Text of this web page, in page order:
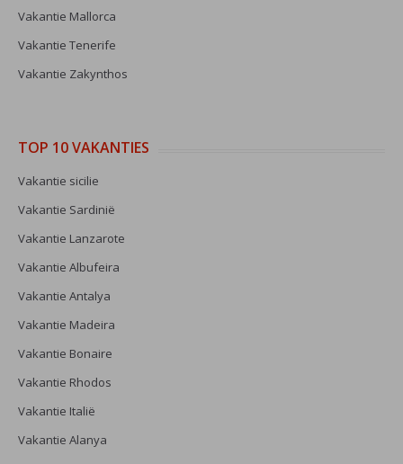
Vakantie Mallorca
Vakantie Tenerife
Vakantie Zakynthos
TOP 10 VAKANTIES
Vakantie sicilie
Vakantie Sardinië
Vakantie Lanzarote
Vakantie Albufeira
Vakantie Antalya
Vakantie Madeira
Vakantie Bonaire
Vakantie Rhodos
Vakantie Italië
Vakantie Alanya